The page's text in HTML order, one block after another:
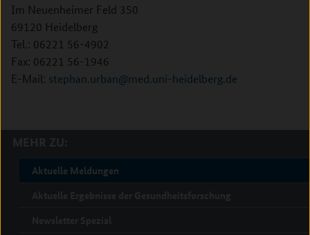
Im Neuenheimer Feld 350
69120 Heidelberg
Tel.: 06221 56-4902
Fax: 06221 56-1946
E-Mail: stephan.urban@med.uni-heidelberg.de
Aktuelle Meldungen